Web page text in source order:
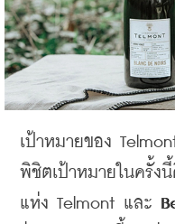
เป้าหมายของ
พิชิตเป้าหมายในครั้ง
แห่ง Telmont และ